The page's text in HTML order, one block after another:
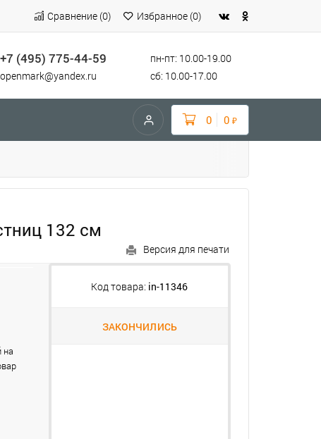
Сравнение (0) Избранное (0)
+7 (495) 775-44-59
openmark@yandex.ru
пн-пт: 10.00-19.00
сб: 10.00-17.00
0 0 ₽
132 см
Версия для печати
Код товара: in-11346
ЗАКОНЧИЛИСЬ
на